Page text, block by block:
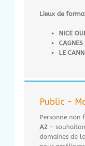
Lieux de
NICE
CAGNES
LE
Public -
Personne non
A2 –
domaines de